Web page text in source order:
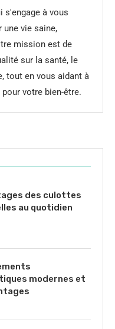
s'engage à vous
vie saine,
mission est de
sur la santé, le
tout en vous aidant à
votre bien-être.
des culottes
au quotidien
modernes et